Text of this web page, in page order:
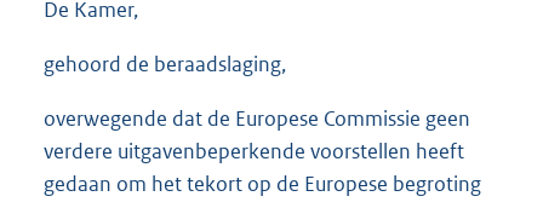
De Kamer,
gehoord de beraadslaging,
overwegende dat de Europese Commissie geen
verdere uitgavenbeperkende voorstellen heeft
gedaan om het tekort op de Europese begroting